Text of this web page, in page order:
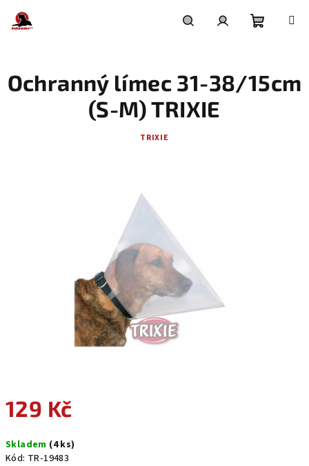
obsah
košík
129 Kč
cena:
Skladem (4 ks)
Kód: TR-19483
Ochranný límec 31-38/15cm
(S-M) TRIXIE
TRIXIE